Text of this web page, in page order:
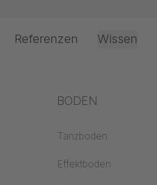
Event &
Referenzen Wissen
Verarbeitung &
BODEN
Tanzboden
Effektboden